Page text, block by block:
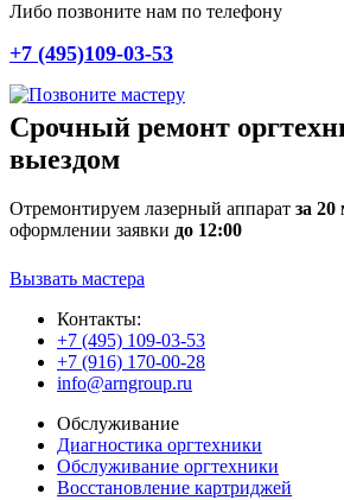
Либо позвоните нам по телефону
+7 (495)109-03-53
Срочный ремонт
выездом
Отремонтируем лазерный аппарат за 20
оформлении заявки до 12:00
Вызвать мастера
Контакты:
+7 (495) 109-03-53
+7 (916) 170-00-28
info@arngroup.ru
Обслуживание
Диагностика оргтехники
Обслуживание оргтехники
Восстановление картриджей